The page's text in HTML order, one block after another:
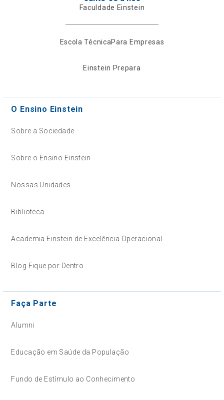
Faculdade Einstein
Escola TécnicaPara Empresas
Einstein Prepara
O Ensino Einstein
Sobre a Sociedade
Sobre o Ensino Einstein
Nossas Unidades
Biblioteca
Academia Einstein de Excelência Operacional
Blog Fique por Dentro
Faça Parte
Alumni
Educação em Saúde da População
Fundo de Estímulo ao Conhecimento